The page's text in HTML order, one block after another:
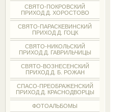
СВЯТО-ПОКРОВСКИЙ
ПРИХОД Д. ХОРОСТОВО
СВЯТО-ПАРАСКЕВИНСКИЙ
ПРИХОД Д. ГОЦК
СВЯТО-НИКОЛЬСКИЙ
ПРИХОД Д. ГАВРИЛЬЧИЦЫ
СВЯТО-ВОЗНЕСЕНСКИЙ
ПРИХОД Д. Б. РОЖАН
СПАСО-ПРЕОБРАЖЕНСКИЙ
ПРИХОД Д. КРАСНОДВОРЦЫ
ФОТОАЛЬБОМЫ